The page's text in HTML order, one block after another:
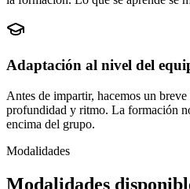
Adaptación al nivel del
Antes de impartir, hacemos un
profundidad y ritmo. La formación
encima del grupo.
Modalidades
Modalidades